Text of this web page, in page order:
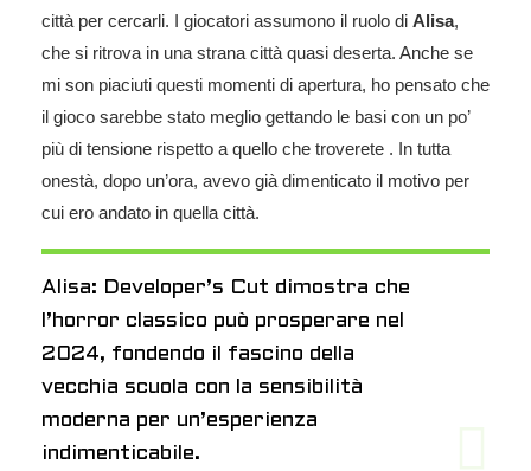
città per cercarli. I giocatori assumono il ruolo di Alisa,
che si ritrova in una strana città quasi deserta. Anche se
mi son piaciuti questi momenti di apertura, ho pensato che
il gioco sarebbe stato meglio gettando le basi con un po’
più di tensione rispetto a quello che troverete . In tutta
onestà, dopo un’ora, avevo già dimenticato il motivo per
cui ero andato in quella città.
Alisa: Developer’s Cut dimostra che
l’horror classico può prosperare nel
2024, fondendo il fascino della
vecchia scuola con la sensibilità
moderna per un’esperienza
indimenticabile.